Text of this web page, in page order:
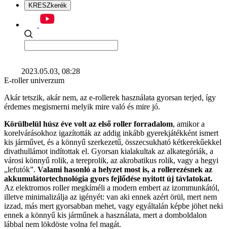
KRESZkerék
2023.05.03, 08:28
E-roller univerzum
Akár tetszik, akár nem, az e-rollerek használata gyorsan terjed, így
érdemes megismerni melyik mire való és mire jó.
Körülbelül húsz éve volt az első roller forradalom, amikor a
korelvárásokhoz igazították az addig inkább gyerekjátékként ismert
kis járművet, és a könnyű szerkezetű, összecsukható kétkerekűekkel
divathullámot indítottak el. Gyorsan kialakultak az alkategóriák, a
városi könnyű rolik, a tereprolik, az akrobatikus rolik, vagy a hegyi
„lefutók”. Valami hasonló a helyzet most is, a rollerezésnek az
akkumulátortechnológia gyors fejlődése nyitott új távlatokat.
Az elektromos roller megkíméli a modern embert az izommunkától,
illetve minimalizálja az igényét: van aki ennek azért örül, mert nem
izzad, más mert gyorsabban mehet, vagy egyáltalán képbe jöhet neki
ennek a könnyű kis járműnek a használata, mert a domboldalon
lábbal nem lökdöste volna fel magát.